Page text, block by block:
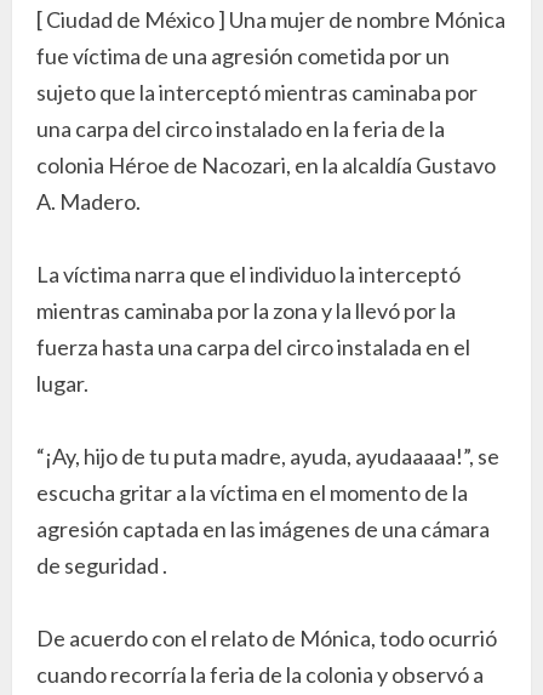
[ Ciudad de México ] Una mujer de nombre Mónica
fue víctima de una agresión cometida por un
sujeto que la interceptó mientras caminaba por
una carpa del circo instalado en la feria de la
colonia Héroe de Nacozari, en la alcaldía Gustavo
A. Madero.
La víctima narra que el individuo la interceptó
mientras caminaba por la zona y la llevó por la
fuerza hasta una carpa del circo instalada en el
lugar.
“¡Ay, hijo de tu puta madre, ayuda, ayudaaaaa!”, se
escucha gritar a la víctima en el momento de la
agresión captada en las imágenes de una cámara
de seguridad .
De acuerdo con el relato de Mónica, todo ocurrió
cuando recorría la feria de la colonia y observó a